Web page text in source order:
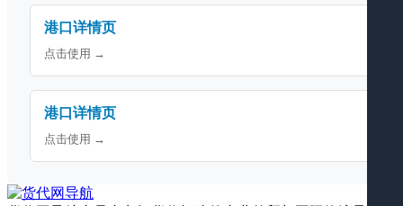
港口详情页
点击使用 →
港口详情页
点击使用 →